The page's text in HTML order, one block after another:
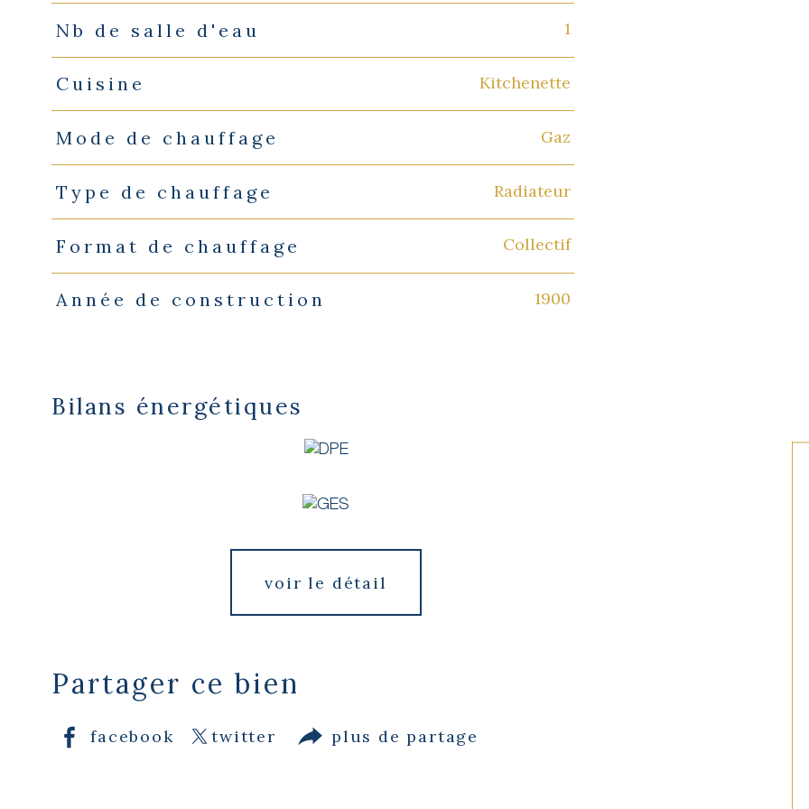
Nb de salle d'eau 1
Cuisine Kitchenette
Mode de chauffage Gaz
Type de chauffage Radiateur
Format de chauffage Collectif
Année de construction 1900
Bilans énergétiques
voir le détail
Partager ce bien
facebook twitter plus de partage